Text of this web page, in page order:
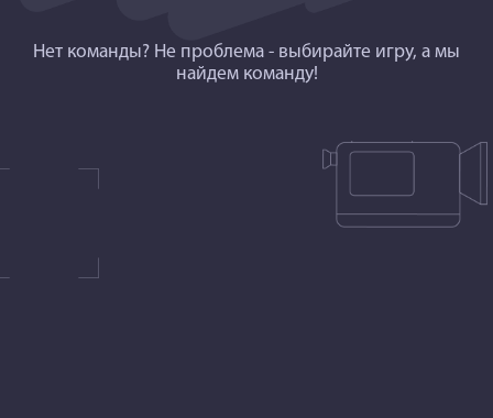
Нет команды? Не проблема - выбирайте игру, а мы
найдем команду!